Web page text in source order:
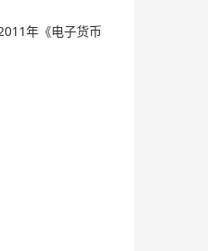
年《电子货币